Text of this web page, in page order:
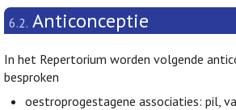
6.2. Anticonceptie
In het Repertorium worden volgende
besproken
oestroprogestagene associaties: pil,